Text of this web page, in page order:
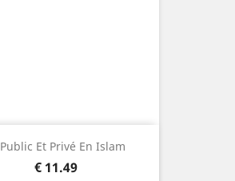
Public Et Privé En Islam....
السعر
11.49 €